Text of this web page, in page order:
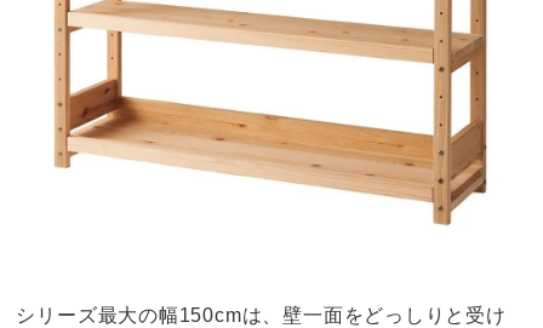
シリーズ最大の幅150cmは、壁一面をどっしりと受け